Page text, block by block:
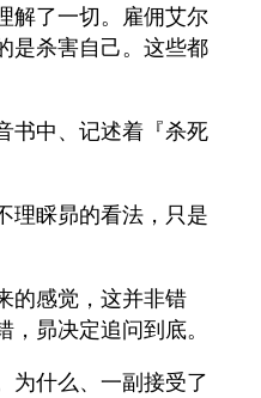
解了一切。雇佣艾尔
是杀害自己。这些都
书中、记述着『杀死
理睬昴的看法，只是
的感觉，这并非错
昴决定追问到底。
为什么、一副接受了